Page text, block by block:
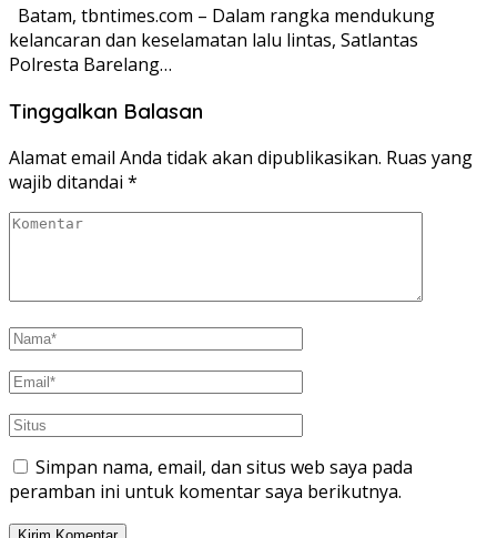
Batam, tbntimes.com – Dalam rangka mendukung
kelancaran dan keselamatan lalu lintas, Satlantas
Polresta Barelang…
Tinggalkan Balasan
Alamat email Anda tidak akan dipublikasikan. Ruas yang
wajib ditandai *
Simpan nama, email, dan situs web saya pada
peramban ini untuk komentar saya berikutnya.